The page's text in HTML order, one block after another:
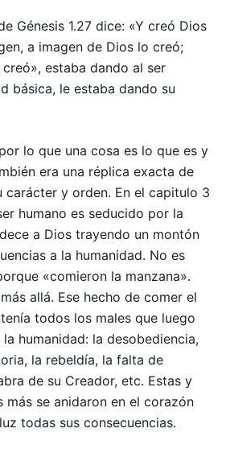
Génesis 1.27 dice: «Y creó Dios
a imagen de Dios lo creó;
estaba dando al ser
básica, le estaba dando su
lo que una cosa es lo que es y
era una réplica exacta de
carácter y orden. En el capitulo 3
humano es seducido por la
a Dios trayendo un montón
a la humanidad. No es
«comieron la manzana».
allá. Ese hecho de comer el
todos los males que luego
humanidad: la desobediencia,
la rebeldía, la falta de
de su Creador, etc. Estas y
más se anidaron en el corazón
todas sus consecuencias.